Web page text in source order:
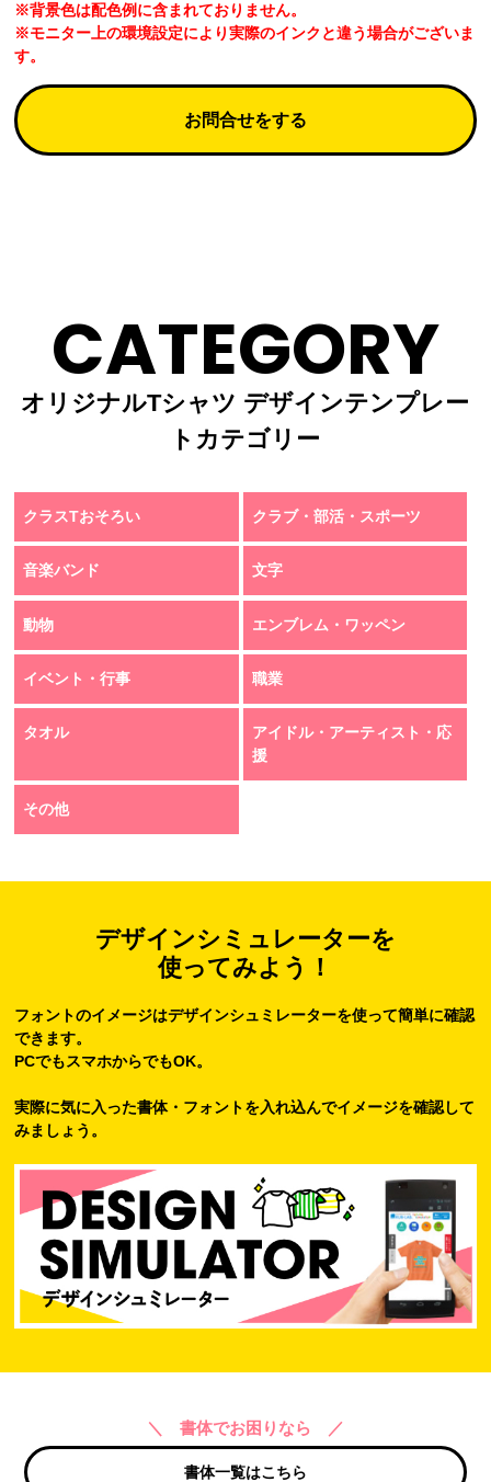
※背景色は配色例に含まれておりません。
※モニター上の環境設定により実際のインクと違う場合がございま
す。
お問合せをする
CATEGORY
オリジナルTシャツ デザインテンプレー
トカテゴリー
クラスTおそろい クラブ・部活・スポーツ
音楽バンド 文字
動物 エンブレム・ワッペン
イベント・行事 職業
タオル
アイドル・アーティスト・応
援
その他
デザインシミュレーターを
使ってみよう！
フォントのイメージはデザインシュミレーターを使って簡単に確認
できます。
PCでもスマホからでもOK。
実際に気に入った書体・フォントを入れ込んでイメージを確認して
みましょう。
＼ 書体でお困りなら ／
書体一覧はこちら